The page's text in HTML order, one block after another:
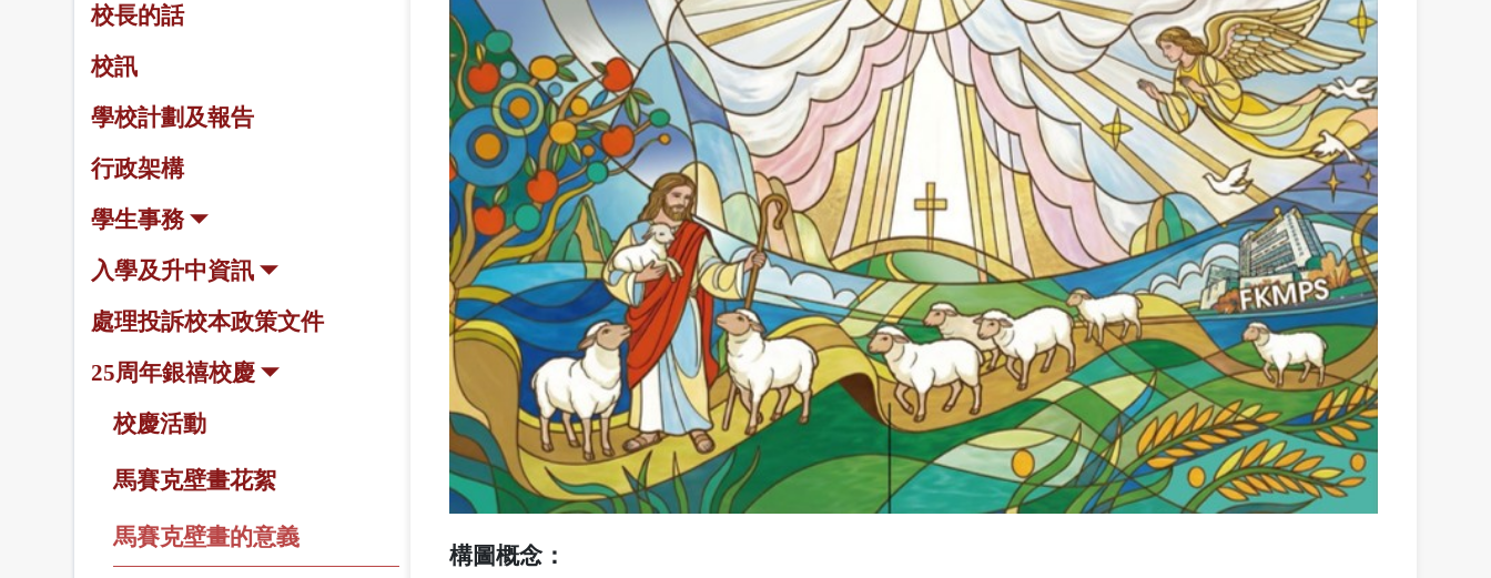
校長的話
校訊
學校計劃及報告
行政架構
學生事務
入學及升中資訊
處理投訴校本政策文件
25周年銀禧校慶
校慶活動
馬賽克壁畫花絮
馬賽克壁畫的意義
構圖概念：